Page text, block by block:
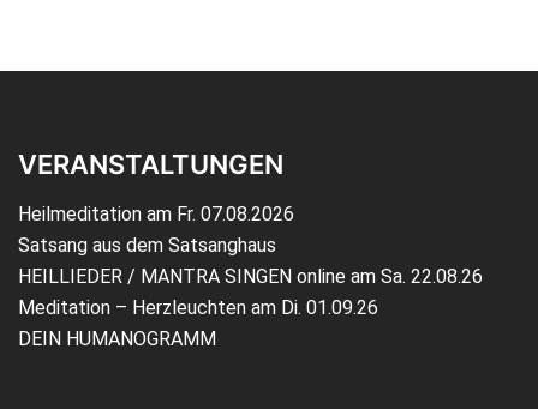
VERANSTALTUNGEN
Heilmeditation am Fr. 07.08.2026
Satsang aus dem Satsanghaus
HEILLIEDER / MANTRA SINGEN online am Sa. 22.08.26
Meditation – Herzleuchten am Di. 01.09.26
DEIN HUMANOGRAMM